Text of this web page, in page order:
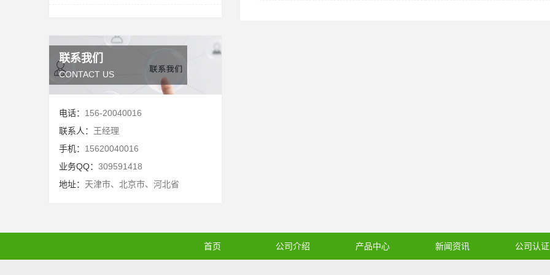
联系我们
CONTACT US
电话： 156-20040016
联系人： 王经理
手机： 15620040016
业务QQ： 309591418
地址： 天津市、北京市、河北省
首页 公司介绍 产品中心 新闻资讯 公司认证